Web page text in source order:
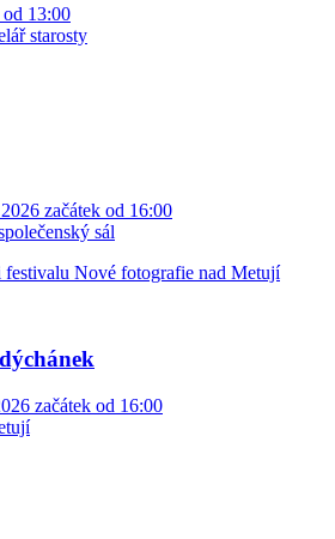
od 13:00
starosty
začátek od 16:00
sál
Nové fotografie nad Metují
začátek od 16:00